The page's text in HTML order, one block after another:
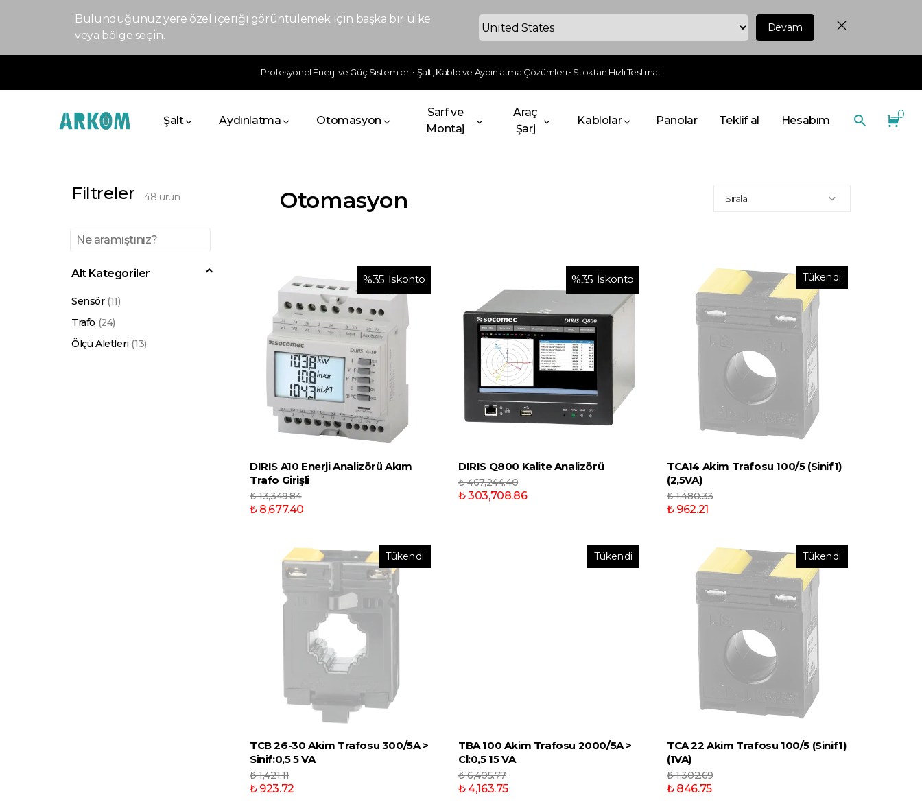
Bulunduğunuz yere özel içeriği görüntülemek için başka bir ülke
veya bölge seçin.
Devam
Profesyonel Enerji ve Güç Sistemleri • Şalt, Kablo ve Aydınlatma Çözümleri • Stoktan Hızlı Teslimat
Şalt Aydınlatma Otomasyon
Sarf ve
Montaj
Araç
Şarj
Kablolar Panolar Teklif al Hesabım 0
Filtreler 48 ürün Otomasyon Sırala
Alt Kategoriler
Sensör(11)
Trafo (24)
Ölçü Aletleri(13)
%35 İskonto
DIRIS A10 Enerji Analizörü Akım
Trafo Girişli
₺ 13,349.84
₺ 8,677.40
%35 İskonto
DIRIS Q800 Kalite Analizörü
₺ 467,244.40
₺ 303,708.86
Tükendi
TCA14 Akim Trafosu 100/5 (Sinif1)
(2,5VA)
₺ 1,480.33
₺ 962.21
Tükendi
TCB 26-30 Akim Trafosu 300/5A >
Sinif:0,5 5 VA
₺ 1,421.11
₺ 923.72
Tükendi
TBA 100 Akim Trafosu 2000/5A >
Cl:0,5 15 VA
₺ 6,405.77
₺ 4,163.75
Tükendi
TCA 22 Akim Trafosu 100/5 (Sinif1)
(1VA)
₺ 1,302.69
₺ 846.75